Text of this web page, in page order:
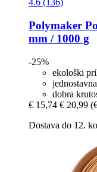
4.6 (136)
Polymaker
mm / 1000 g
-25%
ekološki
dobra
€ 15,74 € 20,99
Dostava do 12.